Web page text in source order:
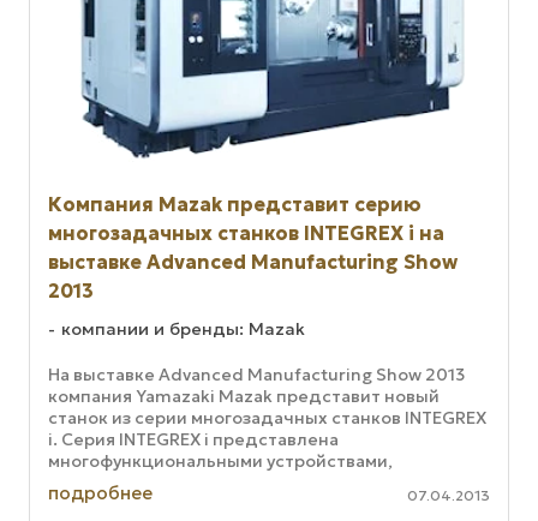
Компания Mazak представит серию
многозадачных станков INTEGREX i на
выставке Advanced Manufacturing Show
2013
компании и бренды: Mazak
На выставке Advanced Manufacturing Show 2013
компания Yamazaki Mazak представит новый
станок из серии многозадачных станков INTEGREX
i. Серия INTEGREX i представлена
многофункциональными устройствами,
безвредными для окружающей среды и ...
подробнее 07.04.2013